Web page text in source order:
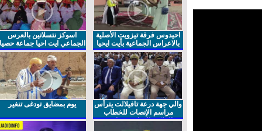
احيدوس فرقة تيزويت الأصلية
بالاعراس الجماعية بأيت ايحيا
اسوكز نتسلاتين بالعرس
الجماعي ايت احيا جماعة حصيا
والي جهة درعة تافيلالت يترأس
مراسم الإنصات للخطاب
الملكي السامي بمناسبة
يوم بمضايق تودغى تنغير